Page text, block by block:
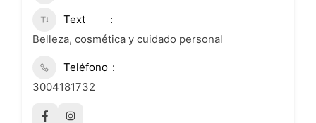
Text
Belleza, cosmética y cuidado personal
Teléfono
3004181732